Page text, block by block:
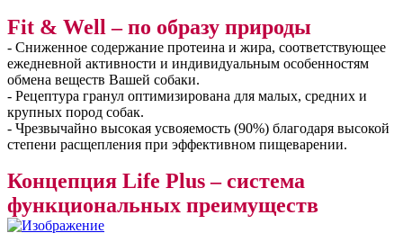
Fit & Well – по образу природы
- Сниженное содержание протеина и жира, соответствующее
ежедневной активности и индивидуальным особенностям
обмена веществ Вашей собаки.
- Рецептура гранул оптимизирована для малых, средних и
крупных пород собак.
- Чрезвычайно высокая усвояемость (90%) благодаря высокой
степени расщепления при эффективном пищеварении.
Концепция Life Plus – система
функциональных преимуществ